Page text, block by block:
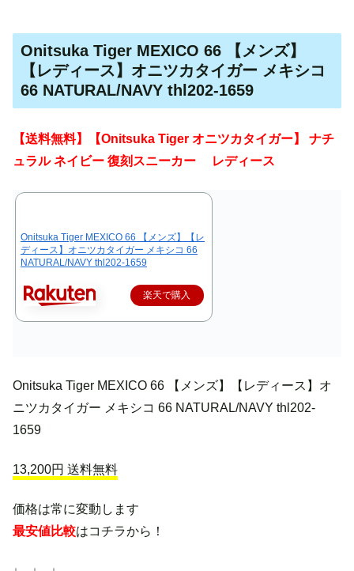
Onitsuka Tiger MEXICO 66 【メンズ】
【レディース】オニツカタイガー メキシコ
66 NATURAL/NAVY thl202-1659
【送料無料】【Onitsuka Tiger オニツカタイガー】 ナチ
ュラル ネイビー 復刻スニーカー レディース
Onitsuka Tiger MEXICO 66 【メンズ】【レ
ディース】オニツカタイガー メキシコ 66
NATURAL/NAVY thl202-1659
楽天で購入
Onitsuka Tiger MEXICO 66 【メンズ】【レディース】オ
ニツカタイガー メキシコ 66 NATURAL/NAVY thl202-
1659
13,200円 送料無料
価格は常に変動します
最安値比較はコチラから！